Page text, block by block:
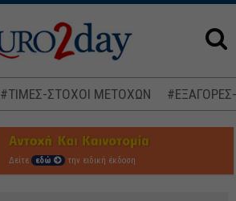
#ΤΙΜΕΣ-ΣΤΟΧΟΙ ΜΕΤΟΧΩΝ
Δείτε εδώ την ειδική έκδοση